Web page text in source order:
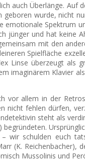
auch Überlänge. Auf
wurde, nicht
emotionale Spektrum
jünger und hat keine
mit den
Spielfläche
Linse überzeugt als
imaginärem Klavier
vor allem in der
nicht fehlen dürfen,
steht als
wir schulden euch
(K. Reichenbacher),
Mussolinis und